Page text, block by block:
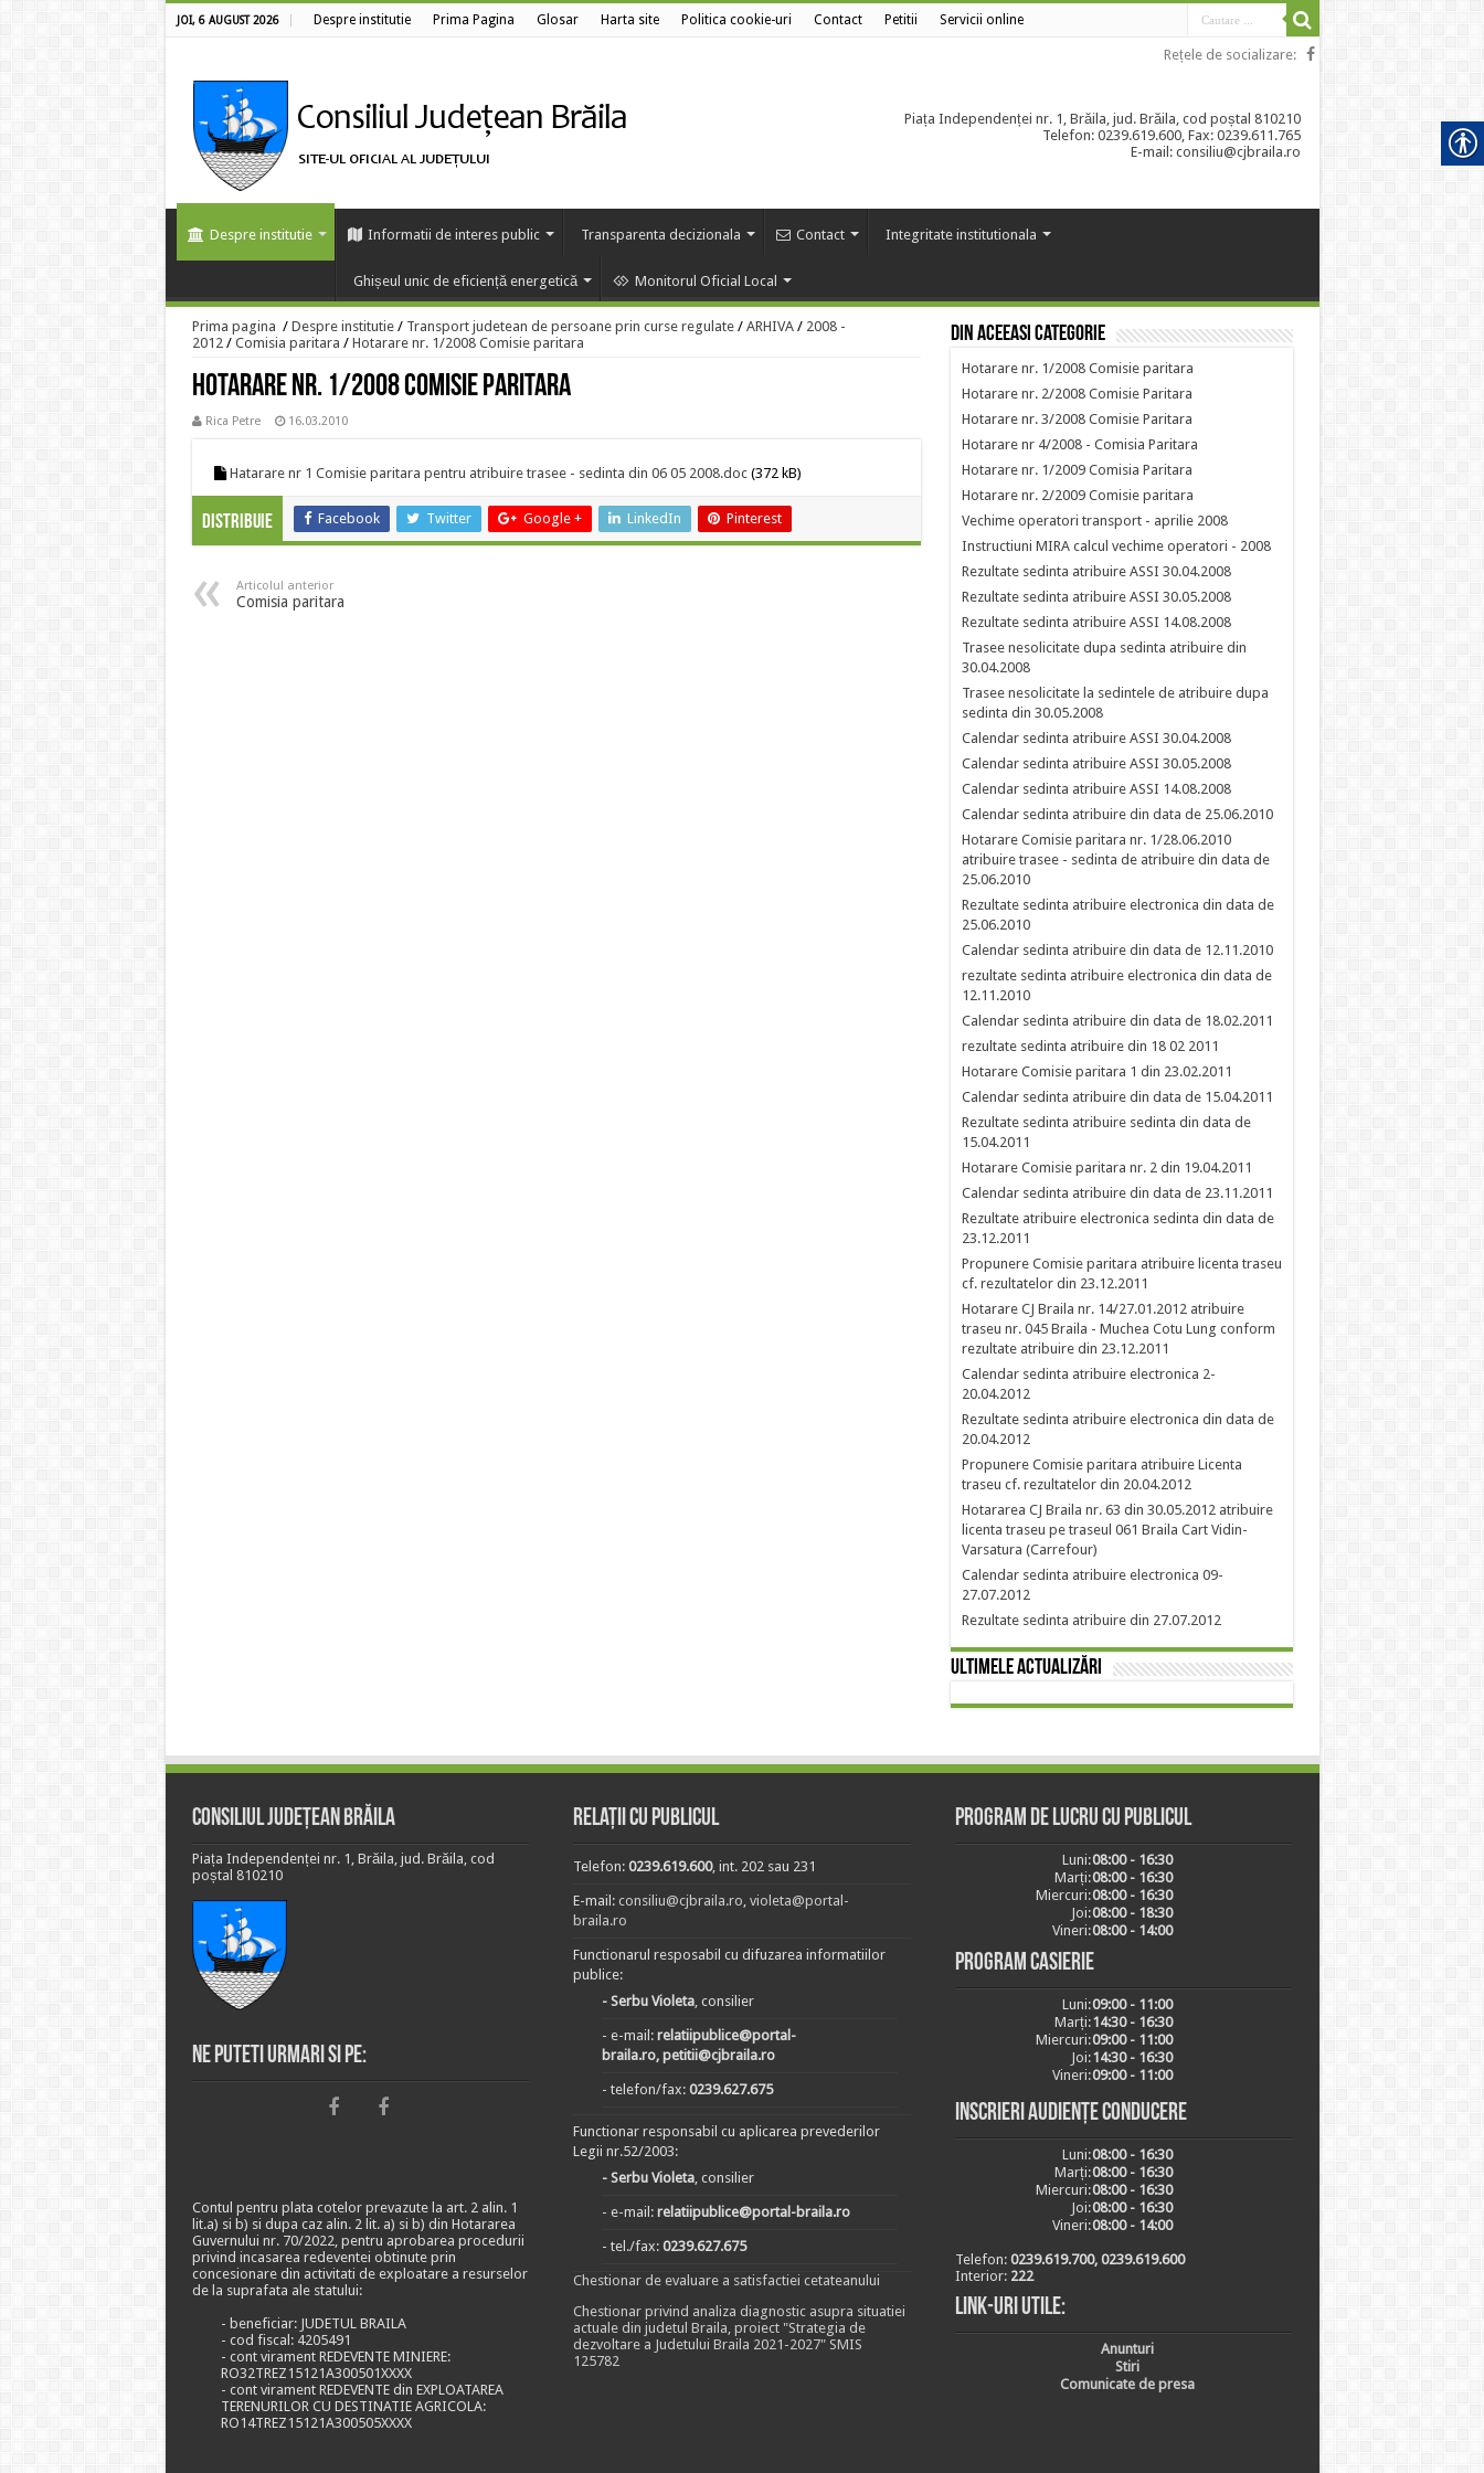
JOI, 6 AUGUST 2026 Despre institutie Prima Pagina Glosar Harta site Politica cookie-uri Contact Petitii Servicii online
Rețele de socializare:
Piața Independenței nr. 1, Brăila, jud. Brăila, cod poștal 810210
Telefon: 0239.619.600, Fax: 0239.611.765
E-mail: consiliu@cjbraila.ro
Despre institutie Informatii de interes public Transparenta decizionala Contact Integritate institutionala
Ghișeul unic de eficiență energetică Monitorul Oficial Local
Prima pagina / Despre institutie / Transport judetean de persoane prin curse regulate / ARHIVA / 2008 -
2012 / Comisia paritara / Hotarare nr. 1/2008 Comisie paritara
Hotarare nr. 1/2008 Comisie paritara
Rica Petre 16.03.2010
Hatarare nr 1 Comisie paritara pentru atribuire trasee - sedinta din 06 05 2008.doc(372 kB)
Distribuie Facebook Twitter Google + LinkedIn Pinterest
Articolul anterior
Comisia paritara
Din aceeasi categorie
Hotarare nr. 1/2008 Comisie paritara
Hotarare nr. 2/2008 Comisie Paritara
Hotarare nr. 3/2008 Comisie Paritara
Hotarare nr 4/2008 - Comisia Paritara
Hotarare nr. 1/2009 Comisia Paritara
Hotarare nr. 2/2009 Comisie paritara
Vechime operatori transport - aprilie 2008
Instructiuni MIRA calcul vechime operatori - 2008
Rezultate sedinta atribuire ASSI 30.04.2008
Rezultate sedinta atribuire ASSI 30.05.2008
Rezultate sedinta atribuire ASSI 14.08.2008
Trasee nesolicitate dupa sedinta atribuire din
30.04.2008
Trasee nesolicitate la sedintele de atribuire dupa
sedinta din 30.05.2008
Calendar sedinta atribuire ASSI 30.04.2008
Calendar sedinta atribuire ASSI 30.05.2008
Calendar sedinta atribuire ASSI 14.08.2008
Calendar sedinta atribuire din data de 25.06.2010
Hotarare Comisie paritara nr. 1/28.06.2010
atribuire trasee - sedinta de atribuire din data de
25.06.2010
Rezultate sedinta atribuire electronica din data de
25.06.2010
Calendar sedinta atribuire din data de 12.11.2010
rezultate sedinta atribuire electronica din data de
12.11.2010
Calendar sedinta atribuire din data de 18.02.2011
rezultate sedinta atribuire din 18 02 2011
Hotarare Comisie paritara 1 din 23.02.2011
Calendar sedinta atribuire din data de 15.04.2011
Rezultate sedinta atribuire sedinta din data de
15.04.2011
Hotarare Comisie paritara nr. 2 din 19.04.2011
Calendar sedinta atribuire din data de 23.11.2011
Rezultate atribuire electronica sedinta din data de
23.12.2011
Propunere Comisie paritara atribuire licenta traseu
cf. rezultatelor din 23.12.2011
Hotarare CJ Braila nr. 14/27.01.2012 atribuire
traseu nr. 045 Braila - Muchea Cotu Lung conform
rezultate atribuire din 23.12.2011
Calendar sedinta atribuire electronica 2-
20.04.2012
Rezultate sedinta atribuire electronica din data de
20.04.2012
Propunere Comisie paritara atribuire Licenta
traseu cf. rezultatelor din 20.04.2012
Hotararea CJ Braila nr. 63 din 30.05.2012 atribuire
licenta traseu pe traseul 061 Braila Cart Vidin-
Varsatura (Carrefour)
Calendar sedinta atribuire electronica 09-
27.07.2012
Rezultate sedinta atribuire din 27.07.2012
Ultimele actualizări
Consiliul Județean Brăila
Piața Independenței nr. 1, Brăila, jud. Brăila, cod
poștal 810210
Ne puteti urmari si pe:
Contul pentru plata cotelor prevazute la art. 2 alin. 1
lit.a) si b) si dupa caz alin. 2 lit. a) si b) din Hotararea
Guvernului nr. 70/2022, pentru aprobarea procedurii
privind incasarea redeventei obtinute prin
concesionare din activitati de exploatare a resurselor
de la suprafata ale statului:
- beneficiar: JUDETUL BRAILA
- cod fiscal: 4205491
- cont virament REDEVENTE MINIERE:
RO32TREZ15121A300501XXXX
- cont virament REDEVENTE din EXPLOATAREA
TERENURILOR CU DESTINATIE AGRICOLA:
RO14TREZ15121A300505XXXX
Relații cu publicul
Telefon:0239.619.600, int. 202 sau 231
E-mail:consiliu@cjbraila.ro,violeta@portal-
braila.ro
Functionarul resposabil cu difuzarea informatiilor
publice:
- Serbu Violeta, consilier
- e-mail:relatiipublice@portal-
braila.ro, petitii@cjbraila.ro
- telefon/fax:0239.627.675
Functionar responsabil cu aplicarea prevederilor
Legii nr.52/2003:
- Serbu Violeta, consilier
- e-mail:relatiipublice@portal-braila.ro
- tel./fax:0239.627.675
Chestionar de evaluare a satisfactiei cetateanului
Chestionar privind analiza diagnostic asupra situatiei
actuale din judetul Braila, proiect "Strategia de
dezvoltare a Judetului Braila 2021-2027" SMIS
125782
Program de lucru cu publicul
Luni:08:00 - 16:30
Marți:08:00 - 16:30
Miercuri:08:00 - 16:30
Joi:08:00 - 18:30
Vineri:08:00 - 14:00
Program casierie
Luni:09:00 - 11:00
Marți:14:30 - 16:30
Miercuri:09:00 - 11:00
Joi:14:30 - 16:30
Vineri:09:00 - 11:00
Inscrieri audiențe conducere
Luni:08:00 - 16:30
Marți:08:00 - 16:30
Miercuri:08:00 - 16:30
Joi:08:00 - 16:30
Vineri:08:00 - 14:00
Telefon: 0239.619.700, 0239.619.600
Interior: 222
Link-uri utile:
Anunturi
Stiri
Comunicate de presa